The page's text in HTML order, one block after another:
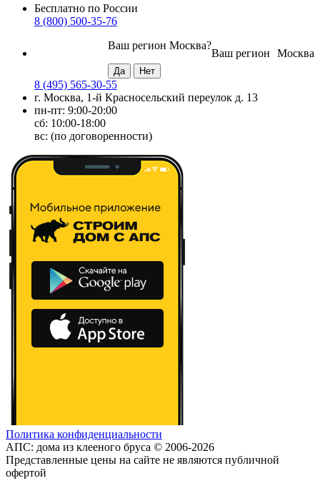
Бесплатно по России
8 (800) 500-35-76
Москва
Ваш регион
Ваш регион Москва?
8 (495) 565-30-55
г. Москва, 1-й Красносельский переулок д. 13
пн-пт: 9:00-20:00
сб: 10:00-18:00
вс: (по договоренности)
Политика конфиденциальности
АПС: дома из клееного бруса © 2006-2026
Представленные цены на сайте не являются публичной
офертой